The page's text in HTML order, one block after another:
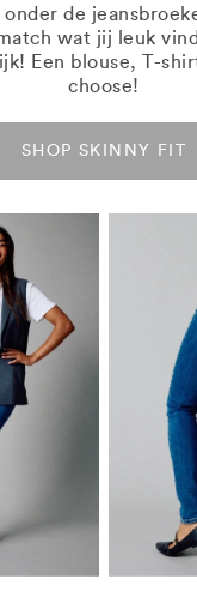
onder de
wat jij leuk
Een blouse, T-
choose!
SHOP SKINNY FIT